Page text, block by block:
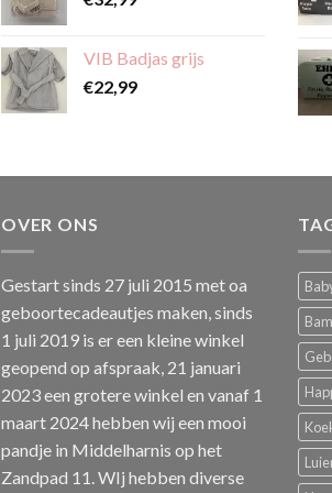
VIB Badjas grijs
€22,99
OVER ONS
Gestart sinds 27 juli 2015 met oa
geboortecadeautjes maken, sinds
1 juli 2019 is er een kleine winkel
geopend op afspraak, 21 januari
2023 een grotere winkel en vanaf 1
maart 2024 hebben wij een mooi
pandje in Middelharnis op het
Zandpad 11. WIj hebben diverse